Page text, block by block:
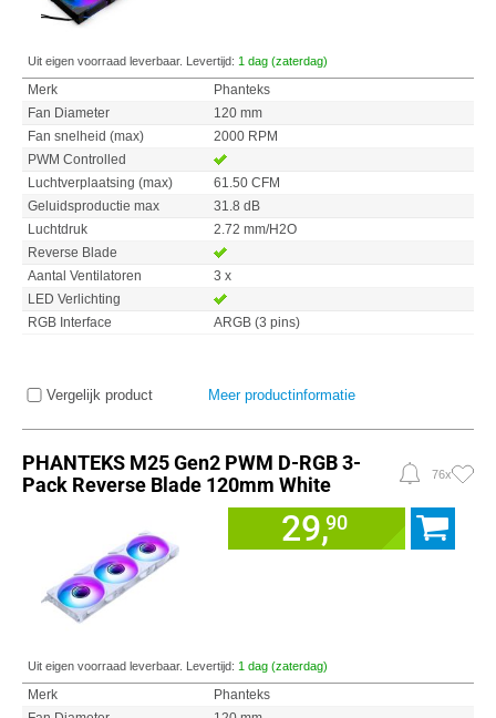
Uit eigen voorraad leverbaar. Levertijd: 1 dag (zaterdag)
Merk
Phanteks
Fan Diameter
120 mm
Fan snelheid (max)
2000 RPM
PWM Controlled
Luchtverplaatsing (max)
61.50 CFM
Geluidsproductie max
31.8 dB
Luchtdruk
2.72 mm/H2O
Reverse Blade
Aantal Ventilatoren
3 x
LED Verlichting
RGB Interface
ARGB (3 pins)
Vergelijk product Meer productinformatie
PHANTEKS M25 Gen2 PWM D-RGB 3-
Pack Reverse Blade 120mm White
76x
29,90
Uit eigen voorraad leverbaar. Levertijd: 1 dag (zaterdag)
Merk
Phanteks